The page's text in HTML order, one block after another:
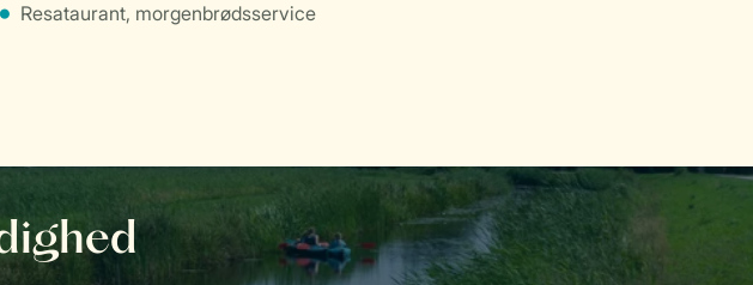
Resataurant, morgenbrødsservice